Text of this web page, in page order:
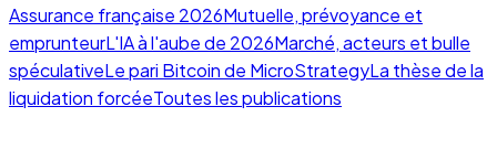
Assurance française 2026Mutuelle, prévoyance et
emprunteurL'IA à l'aube de 2026Marché, acteurs et bulle
spéculativeLe pari Bitcoin de MicroStrategyLa thèse de la
liquidation forcéeToutes les publications